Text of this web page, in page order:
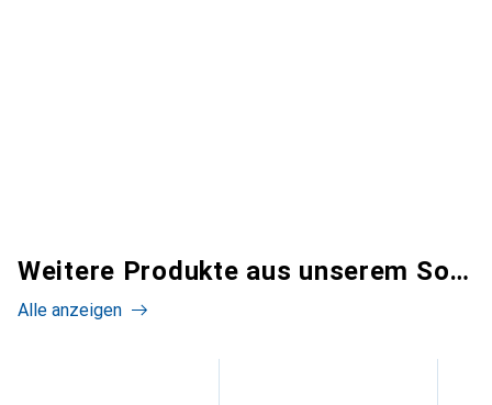
Weitere Produkte aus unserem Sortiment
Alle anzeigen